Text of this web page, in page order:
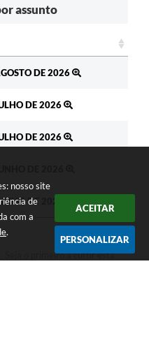
nosso site
de
com a
.
ACEITAR
PERSONALIZAR
assunto
DE 2026
DE 2026
DE 2026
DE 2026
Seja o primeiro a curtir esta